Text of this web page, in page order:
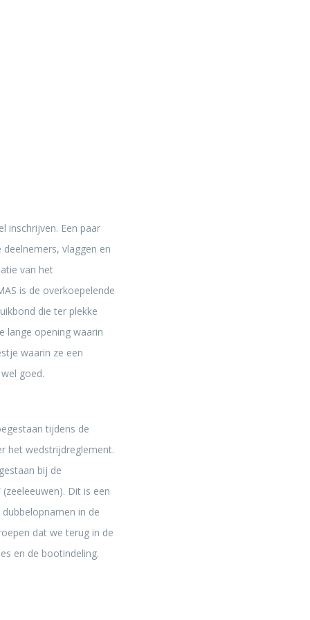
inschrijven. Een paar
vlaggen en
van het
is de overkoepelende
die ter plekke
lange opening waarin
waarin ze een
goed.
tijdens de
het wedstrijdreglement.
bij de
Dit is een
in de
dat we terug in de
en de bootindeling.